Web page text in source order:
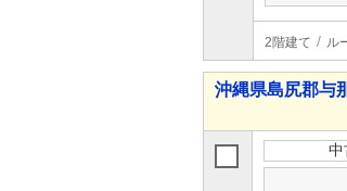
2階建て ル
沖縄県島尻郡与
中